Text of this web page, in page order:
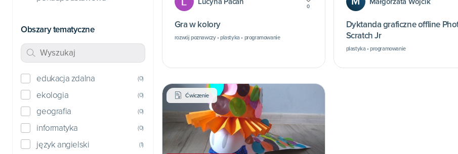
Obszary tematyczne
edukacja zdalna (0)
ekologia (0)
geografia (0)
informatyka (0)
język angielski (1)
0
Gra w kolory
rozwój poznawczy • plastyka • programowanie
Dyktanda graficzne offline
Scratch Jr
plastyka • programowanie
Ćwiczenie